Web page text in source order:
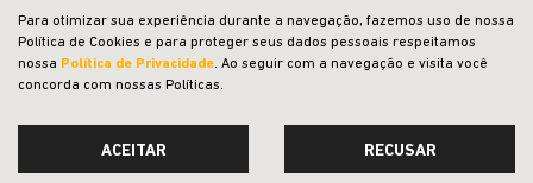
CNPJ: 23.029.795/0001-66
Para otimizar sua experiência durante a navegação, fazemos uso de nossa
Política de Cookies e para proteger seus dados pessoais respeitamos
nossa Política de Privacidade. Ao seguir com a navegação e visita você
concorda com nossas Políticas.
ACEITAR RECUSAR